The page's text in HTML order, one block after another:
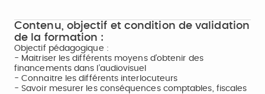
Contenu, objectif et condition de validation
de la formation :
Objectif pédagogique :
- Maitriser les différents moyens d’obtenir des
financements dans l’audiovisuel
- Connaitre les différents interlocuteurs
- Savoir mesurer les conséquences comptables, fiscales